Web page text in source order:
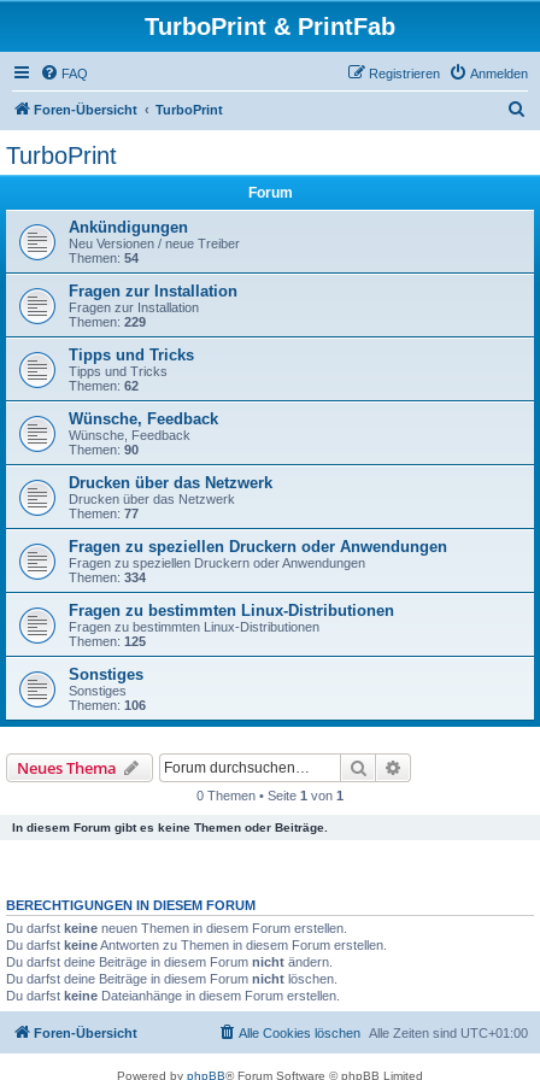
TurboPrint & PrintFab
FAQ Anmelden
Registrieren
Foren-Übersicht TurboPrint
TurboPrint
Forum
Ankündigungen
Neu Versionen / neue Treiber
Themen: 54
Fragen zur Installation
Fragen zur Installation
Themen: 229
Tipps und Tricks
Tipps und Tricks
Themen: 62
Wünsche, Feedback
Wünsche, Feedback
Themen: 90
Drucken über das Netzwerk
Drucken über das Netzwerk
Themen: 77
Fragen zu speziellen Druckern oder Anwendungen
Fragen zu speziellen Druckern oder Anwendungen
Themen: 334
Fragen zu bestimmten Linux-Distributionen
Fragen zu bestimmten Linux-Distributionen
Themen: 125
Sonstiges
Sonstiges
Themen: 106
Neues Thema Suche
0 Themen • Seite 1 von 1
In diesem Forum gibt es keine Themen oder Beiträge.
BERECHTIGUNGEN IN DIESEM FORUM
Du darfst keine neuen Themen in diesem Forum erstellen.
Du darfst keineAntworten zu Themen in diesem Forum erstellen.
Du darfst deine Beiträge in diesem Forum nicht ändern.
Du darfst deine Beiträge in diesem Forum nicht löschen.
Du darfst keine Dateianhänge in diesem Forum erstellen.
Foren-Übersicht Alle Zeiten sind UTC+01:00
Alle Cookies löschen
Powered by phpBB® Forum Software © phpBB Limited